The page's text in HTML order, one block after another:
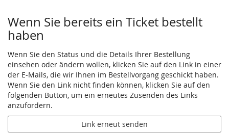
Wenn Sie bereits ein Ticket bestellt
haben
Wenn Sie den Status und die Details Ihrer Bestellung
einsehen oder ändern wollen, klicken Sie auf den Link in einer
der E-Mails, die wir Ihnen im Bestellvorgang geschickt haben.
Wenn Sie den Link nicht finden können, klicken Sie auf den
folgenden Button, um ein erneutes Zusenden des Links
anzufordern.
Link erneut senden